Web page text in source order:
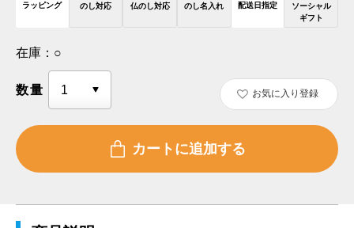
ラッピング のし対応 仏のし対応 のし名入れ 配送日指定
ソーシャル
ギフト
在庫： ○
数量 お気に入り登録